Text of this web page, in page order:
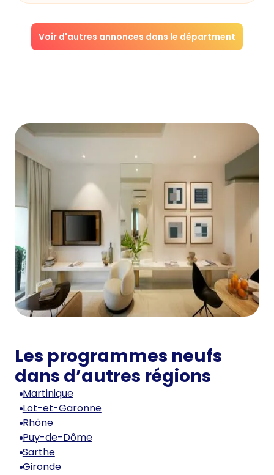
Voir d'autres annonces dans le départment
Les programmes neufs
dans d’autres régions
Martinique
Lot-et-Garonne
Rhône
Puy-de-Dôme
Sarthe
Gironde